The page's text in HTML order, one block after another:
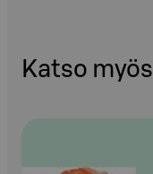
Katso myös